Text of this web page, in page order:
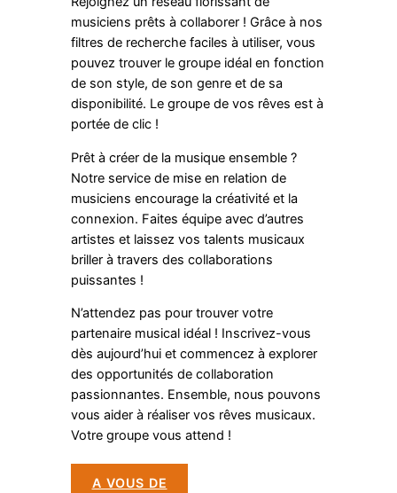
musiciens prêts à collaborer ! Grâce à nos
filtres de recherche faciles à utiliser, vous
pouvez trouver le groupe idéal en fonction
de son style, de son genre et de sa
disponibilité. Le groupe de vos rêves est à
portée de clic !
Prêt à créer de la musique ensemble ?
Notre service de mise en relation de
musiciens encourage la créativité et la
connexion. Faites équipe avec d’autres
artistes et laissez vos talents musicaux
briller à travers des collaborations
puissantes !
N’attendez pas pour trouver votre
partenaire musical idéal ! Inscrivez-vous
dès aujourd’hui et commencez à explorer
des opportunités de collaboration
passionnantes. Ensemble, nous pouvons
vous aider à réaliser vos rêves musicaux.
Votre groupe vous attend !
A VOUS DE